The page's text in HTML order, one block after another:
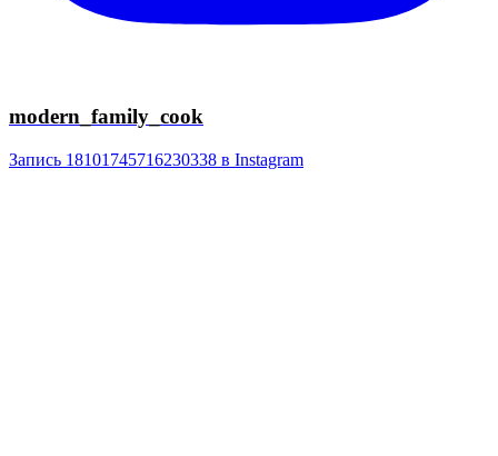
modern_family_cook
Запись 18101745716230338 в Instagram